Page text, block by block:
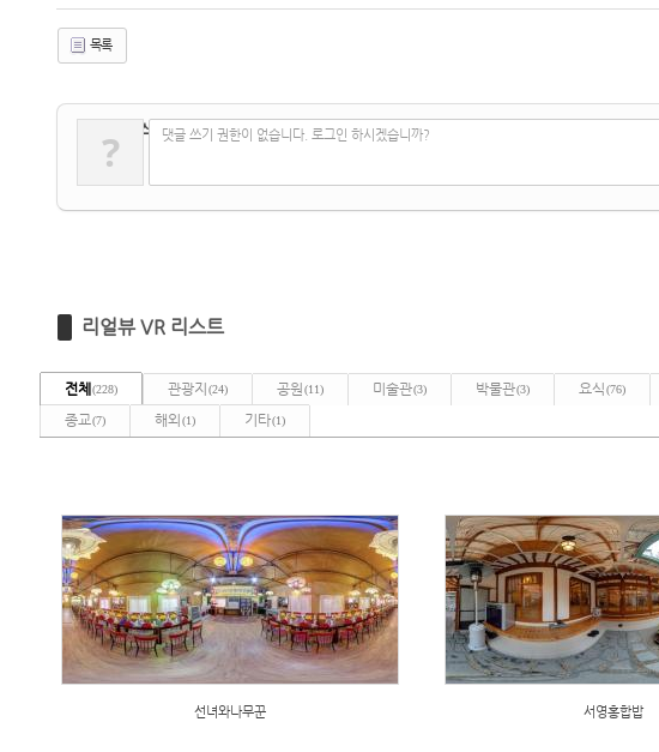
목록
댓글 쓰기
? 댓글 쓰기 권한이 없습니다. 로그인 하시겠습니까?
리얼뷰 VR 리스트
전체 (228) 관광지 (24) 공원 (11) 미술관(3) 박물관(3) 요식(76)
종교(7) 해외 (1) 기타(1)
선녀와나무꾼 서영홍합밥